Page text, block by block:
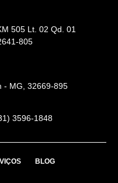
505 Lt. 02 Qd. 01
805
- MG, 32669-895
3596-1848
BLOG